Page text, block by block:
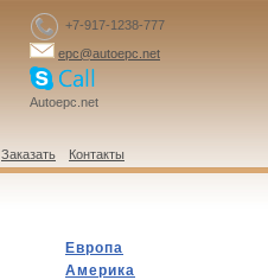
+7-917-1238-777
epc@autoepc.net
Autoepc.net
Заказать Контакты
Европа
Америка